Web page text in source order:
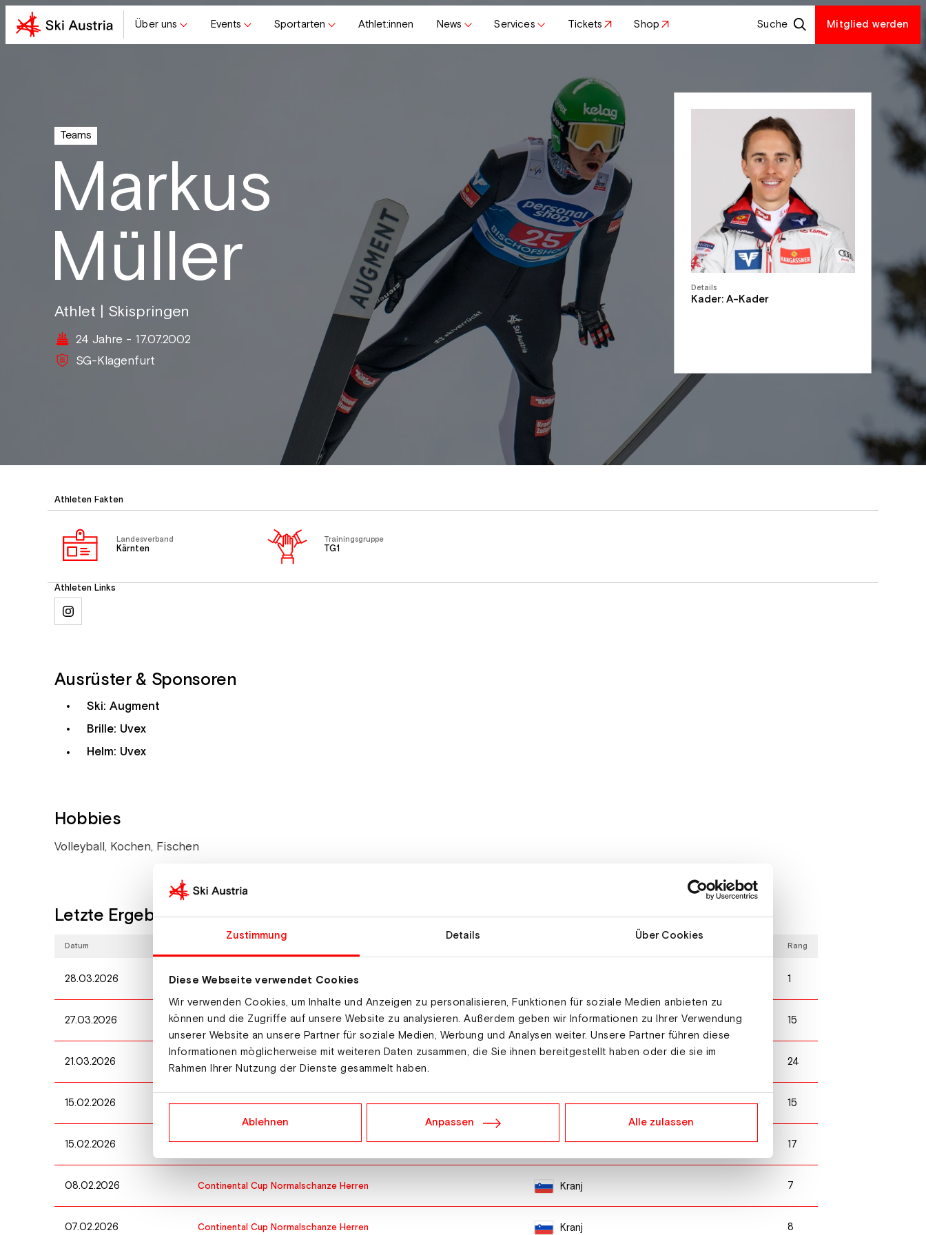
Zustimmung Details Über Cookies
Diese Webseite verwendet Cookies
Wir verwenden Cookies, um Inhalte und Anzeigen zu personalisieren, Funktionen für soziale Medien anbieten zu
können und die Zugriffe auf unsere Website zu analysieren. Außerdem geben wir Informationen zu Ihrer Verwendung
unserer Website an unsere Partner für soziale Medien, Werbung und Analysen weiter. Unsere Partner führen diese
Informationen möglicherweise mit weiteren Daten zusammen, die Sie ihnen bereitgestellt haben oder die sie im
Rahmen Ihrer Nutzung der Dienste gesammelt haben.
Ablehnen Anpassen Alle zulassen
Über uns Events Sportarten Athlet:innen News Services Tickets Shop Suche Mitglied werden
Teams
Markus
Müller
Athlet | Skispringen
24 Jahre - 17.07.2002
SG-Klagenfurt
Details
Kader: A-Kader
Athleten Fakten
Landesverband
Kärnten
Trainingsgruppe
TG1
Athleten Links
Ausrüster & Sponsoren
Ski: Augment
Brille: Uvex
Helm: Uvex
Hobbies
Volleyball, Kochen, Fischen
Letzte Ergebnisse
Datum Rang
28.03.2026 Weltcup Team Skifliegen Herren 1
27.03.2026 Weltcup Skifliegen Herren Planica 15
21.03.2026 Weltcup Skifliegen Herren 24
15.02.2026 Continental Cup Normalschanze Herren Brotterode/Oberhof 15
15.02.2026 Continental Cup Normalschanze Herren Brotterode/Oberhof 17
08.02.2026 Continental Cup Normalschanze Herren Kranj 7
07.02.2026 Continental Cup Normalschanze Herren Kranj 8